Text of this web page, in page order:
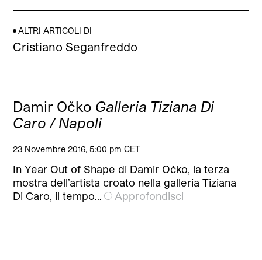
ALTRI ARTICOLI DI
Cristiano Seganfreddo
Damir Očko Galleria Tiziana Di
Caro / Napoli
23 Novembre 2016, 5:00 pm CET
In Year Out of Shape di Damir Očko, la terza
mostra dell’artista croato nella galleria Tiziana
Di Caro, il tempo…
Approfondisci